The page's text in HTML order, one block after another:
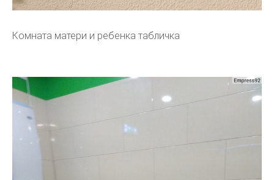
Комната матери и ребенка табличка